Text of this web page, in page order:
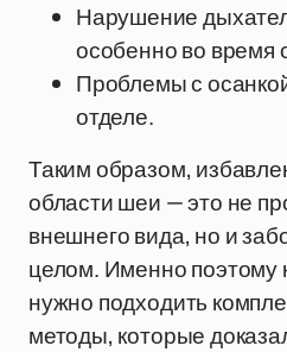
Нарушение
особенно во время
Проблемы с
отделе.
Таким образом,
области шеи — это не
внешнего вида, но и
целом. Именно поэтому
нужно подходить
методы, которые